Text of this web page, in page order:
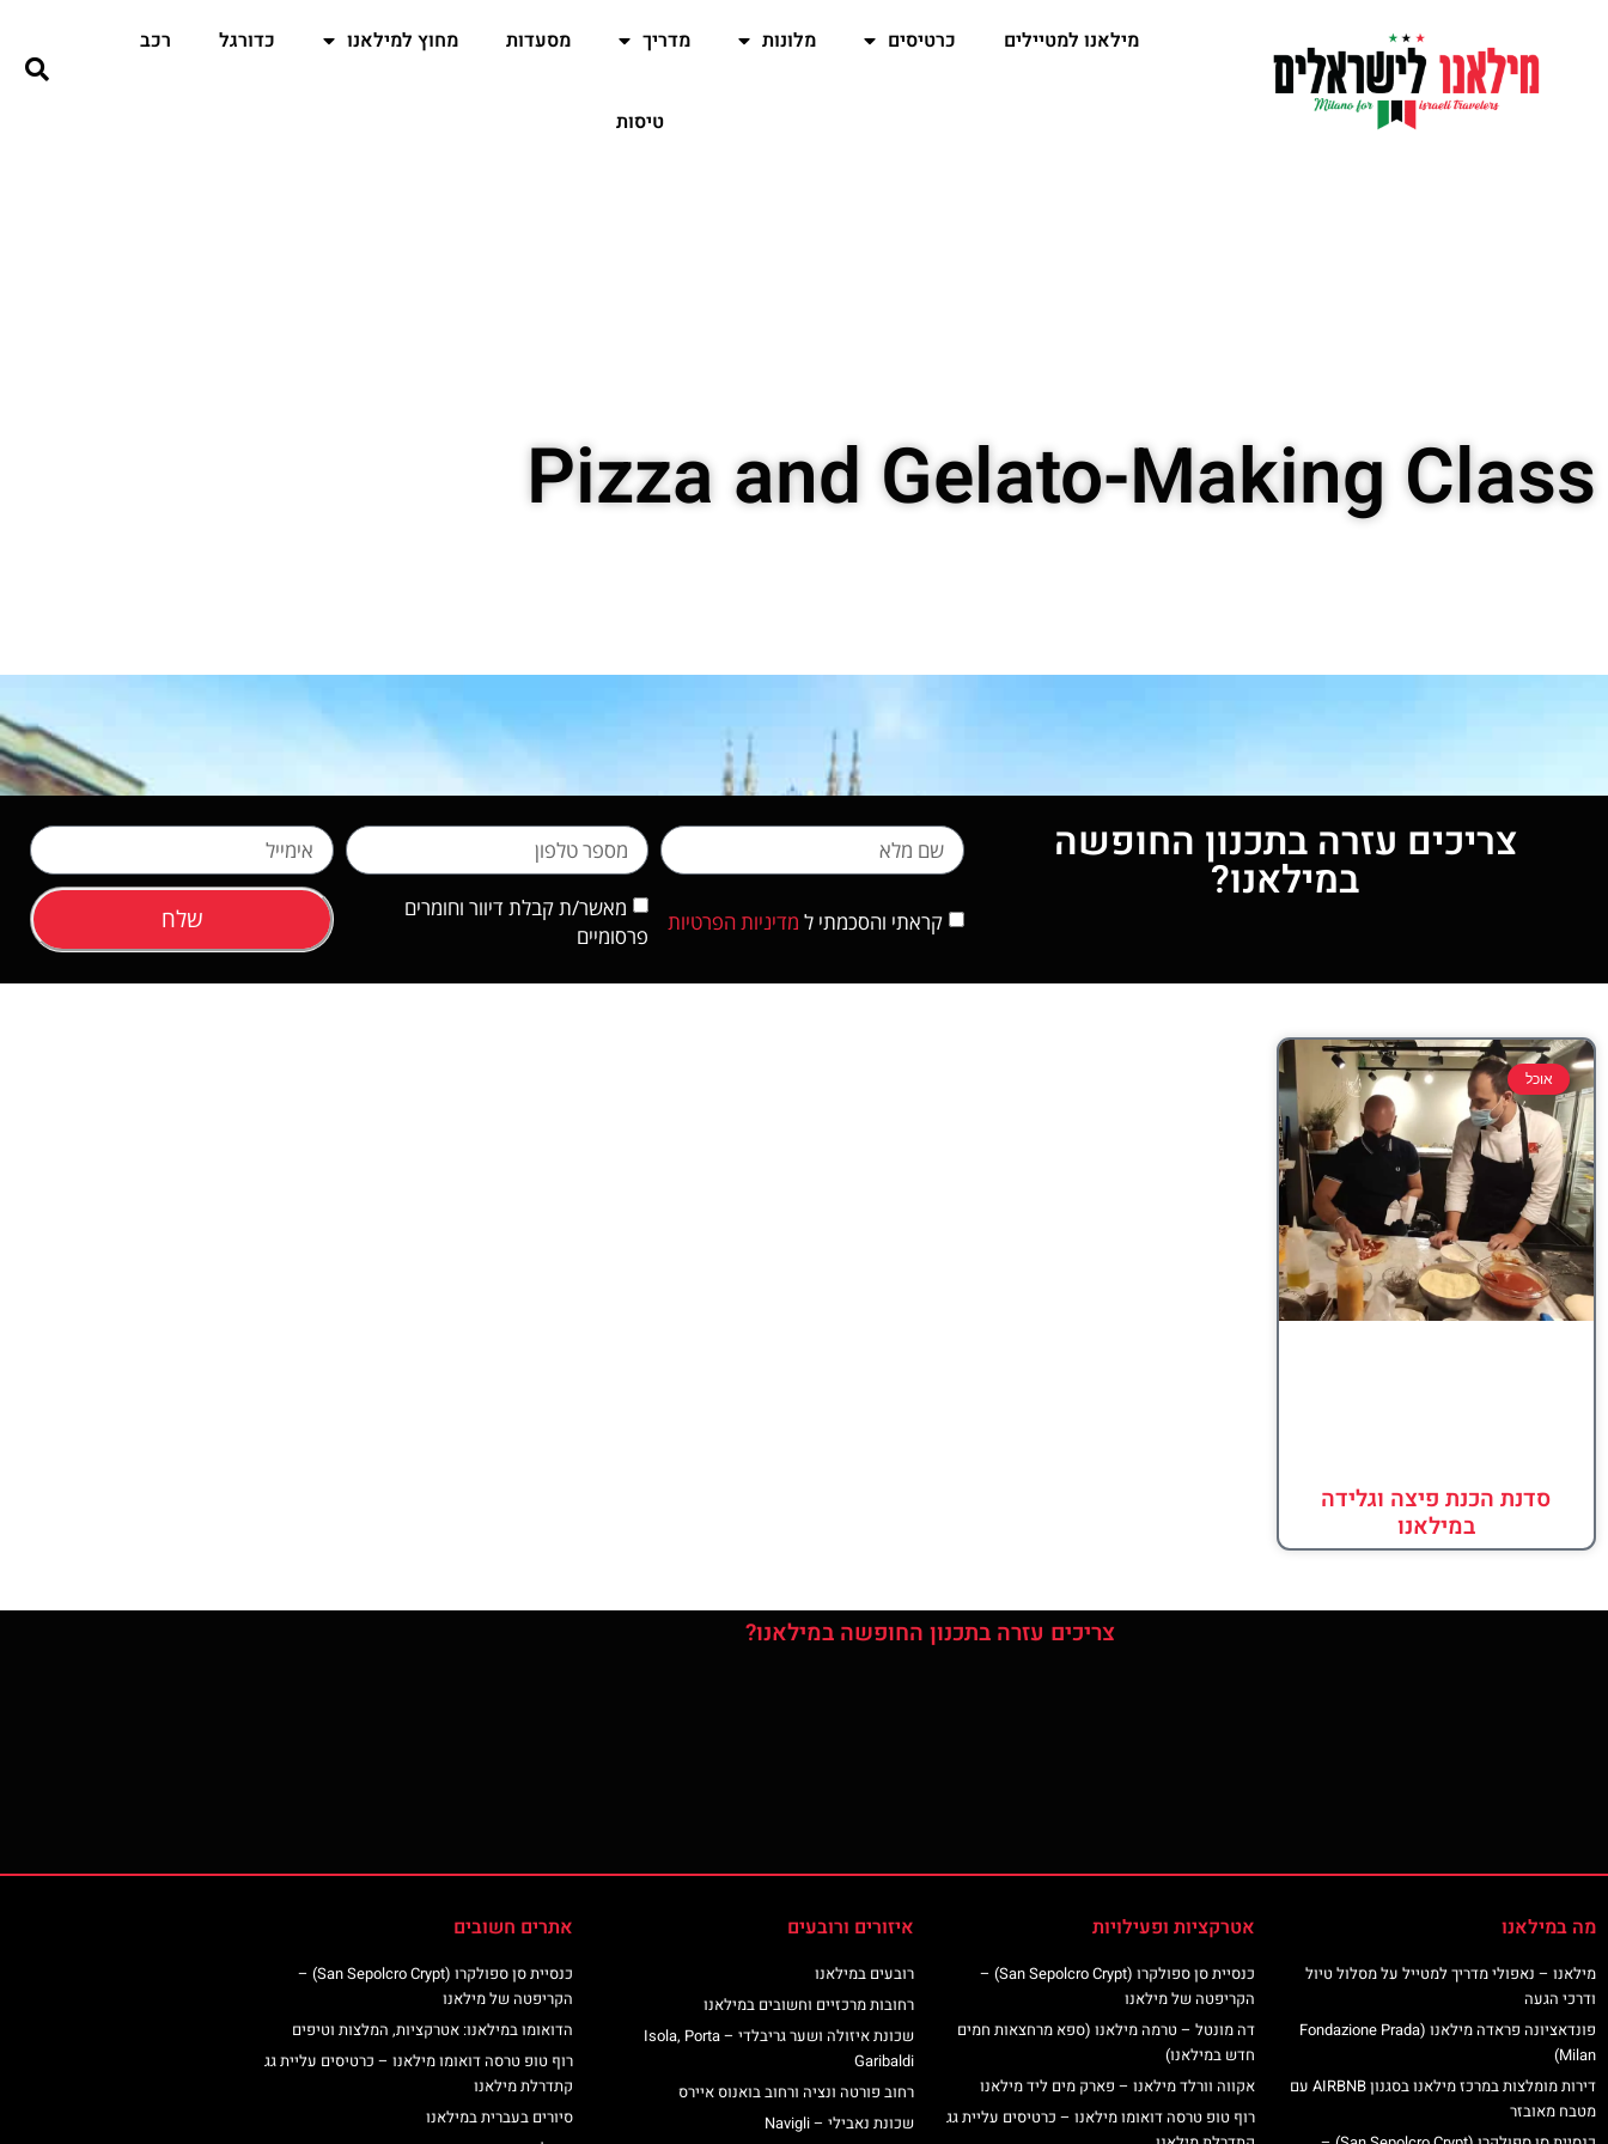
מילאנו למטיילים כרטיסים מלונות מדריך מסעדות מחוץ למילאנו כדורגל רכב
טיסות
Pizza and Gelato-Making Class
צריכים עזרה בתכנון החופשה
במילאנו?
קראתי והסכמתי ל מדיניות הפרטיות
מאשר/ת קבלת דיוור וחומרים
פרסומיים
שלח
אוכל
סדנת הכנת פיצה וגלידה
במילאנו
צריכים עזרה בתכנון החופשה במילאנו?
מה במילאנו
מילאנו – נאפולי מדריך למטייל על מסלול טיול
ודרכי הגעה
פונדאציונה פראדה מילאנו (Fondazione Prada
Milan)
דירות מומלצות במרכז מילאנו בסגנון AIRBNB עם
מטבח מאובזר
אטרקציות ופעילויות
כנסיית סן ספולקרו (San Sepolcro Crypt) –
הקריפטה של מילאנו
דה מונטל – טרמה מילאנו (ספא מרחצאות חמים
חדש במילאנו)
אקווה וורלד מילאנו – פארק מים ליד מילאנו
רוף טופ טרסה דואומו מילאנו – כרטיסים עליית גג
איזורים ורובעים
רובעים במילאנו
רחובות מרכזיים וחשובים במילאנו
שכונת איזולה ושער גריבלדי – Isola, Porta
Garibaldi
רחוב פורטה ונציה ורחוב בואנוס איירס
שכונת נאבילי – Navigli
אתרים חשובים
כנסיית סן ספולקרו (San Sepolcro Crypt) –
הקריפטה של מילאנו
הדואומו במילאנו: אטרקציות, המלצות וטיפים
רוף טופ טרסה דואומו מילאנו – כרטיסים עליית גג
קתדרלת מילאנו
סיורים בעברית במילאנו